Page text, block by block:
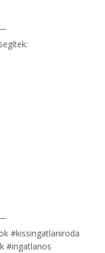
#kissingatlaniroda
#ingatlanos